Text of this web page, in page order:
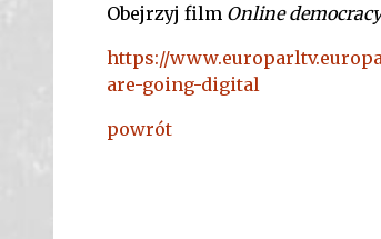
Obejrzyj film Online
https://
are-going-digital
powrót